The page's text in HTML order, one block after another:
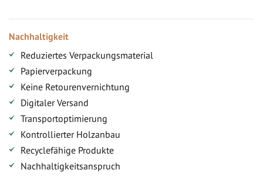
Nachhaltigkeit
Reduziertes Verpackungsmaterial
Papierverpackung
Keine Retourenvernichtung
Digitaler Versand
Transportoptimierung
Kontrollierter Holzanbau
Recyclefähige Produkte
Nachhaltigkeitsanspruch